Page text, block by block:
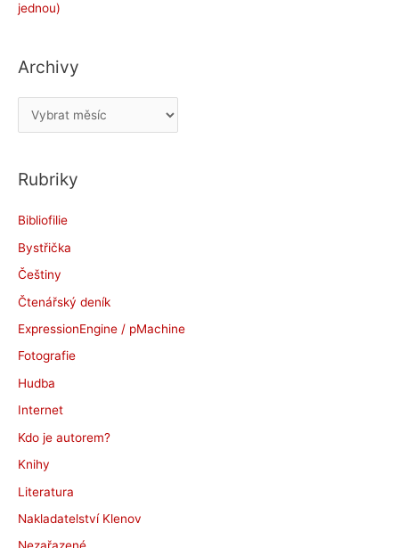
jednou)
Archivy
r
h
v
y
Rubriky
Bibliofilie
Bystřička
Češtiny
Čtenářský deník
ExpressionEngine / pMachine
Fotografie
Hudba
Internet
Kdo je autorem?
Knihy
Literatura
Nakladatelství Klenov